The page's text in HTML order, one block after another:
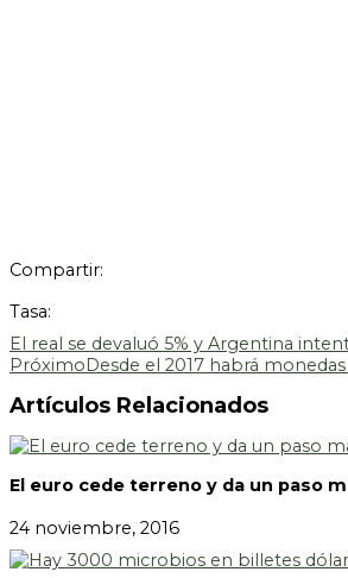
Compartir:
Tasa:
El real se devaluó 5% y Argentina
PróximoDesde el 2017 habrá
Artículos Relacionados
El euro cede terreno y da un paso
24 noviembre, 2016